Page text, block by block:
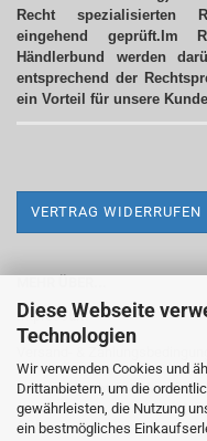
Diese Webseite
Technologien
Wir verwenden Cookies und
Drittanbietern, um die
gewährleisten, die Nutzung
ein bestmögliches
Recht spezialisierten
eingehend geprüft.Im
Händlerbund werden
entsprechend der
ein Vorteil für unsere
VERTRAG WIDERRUFEN
Impressum
Versand- &
Widerrufsrecht &
AGB